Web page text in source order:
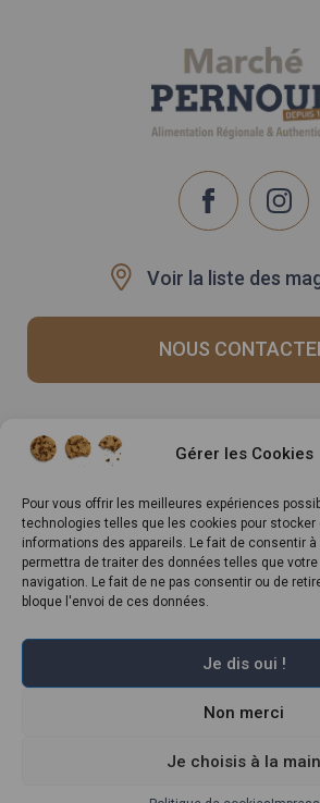
Gérer les Cookies
Pour vous offrir les meilleures expériences
technologies telles que les cookies pour
informations des appareils. Le fait de consentir
permettra de traiter des données telles que
navigation. Le fait de ne pas consentir ou de
bloque l'envoi de ces données.
Je dis oui !
Non merci
Je choisis à la main
Voir la liste des
NOUS
Recrutement
Rappels produits
Règlement Général sur la Protection